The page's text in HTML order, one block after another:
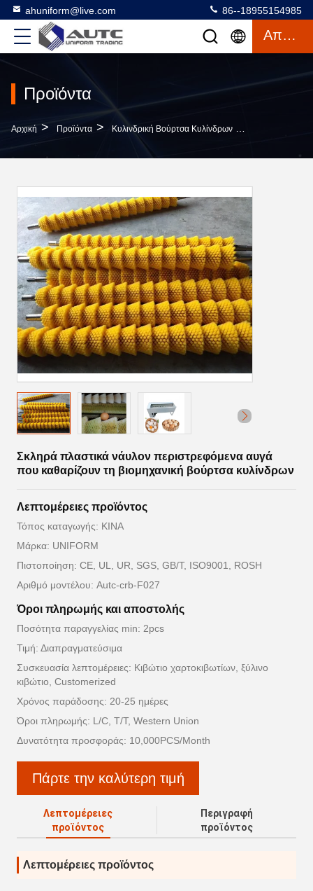
ahuniform@live.com 86--18955154985
Απόσπασμα
Προϊόντα
Αρχική > Προϊόντα > Κυλινδρική Βούρτσα Κυλίνδρων >
Σκληρά πλαστικά νάυλον περιστρεφόμενα αυγά
που καθαρίζουν τη βιομηχανική βούρτσα κυλίνδρων
Λεπτομέρειες προϊόντος
Τόπος καταγωγής: ΚΙΝΑ
Μάρκα: UNIFORM
Πιστοποίηση: CE, UL, UR, SGS, GB/T, ISO9001, ROSH
Αριθμό μοντέλου: Autc-crb-F027
Όροι πληρωμής και αποστολής
Ποσότητα παραγγελίας min: 2pcs
Τιμή: Διαπραγματεύσιμα
Συσκευασία λεπτομέρειες: Κιβώτιο χαρτοκιβωτίων, ξύλινο
κιβώτιο, Customerized
Χρόνος παράδοσης: 20-25 ημέρες
Όροι πληρωμής: L/C, T/T, Western Union
Δυνατότητα προσφοράς: 10,000PCS/Month
Πάρτε την καλύτερη τιμή
Λεπτομέρειες
προϊόντος
Περιγραφή
προϊόντος
Λεπτομέρειες προϊόντος